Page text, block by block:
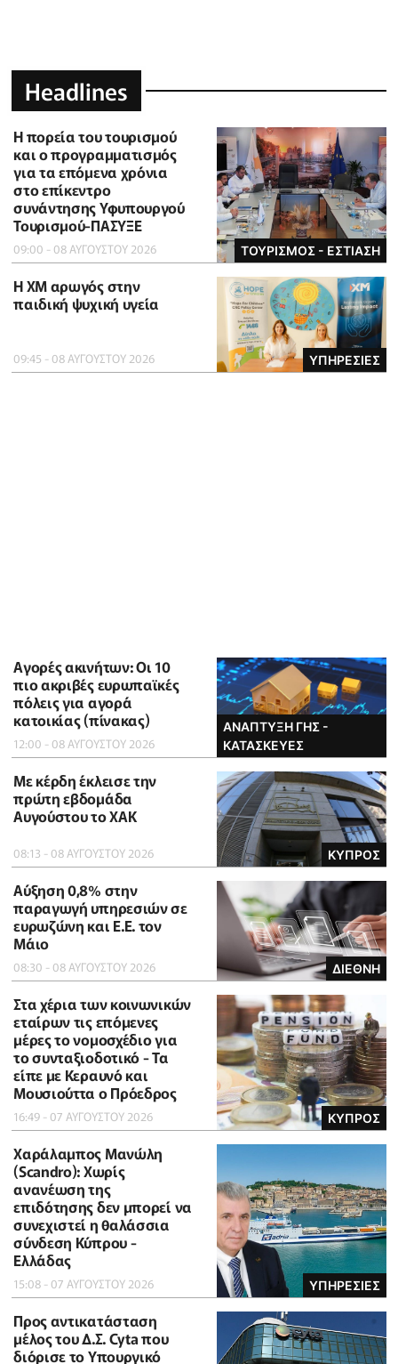
Headlines
ΤΟΥΡΙΣΜΟΣ - ΕΣΤΙΑΣΗ
Η πορεία του τουρισμού
και ο προγραμματισμός
για τα επόμενα χρόνια
στο επίκεντρο
συνάντησης Υφυπουργού
Τουρισμού-ΠΑΣΥΞΕ
09:00 - 08 ΑΥΓΟΥΣΤΟΥ 2026
ΥΠΗΡΕΣΙΕΣ
Η XM αρωγός στην
παιδική ψυχική υγεία
09:45 - 08 ΑΥΓΟΥΣΤΟΥ 2026
ΑΝΑΠΤΥΞΗ ΓΗΣ -
ΚΑΤΑΣΚΕΥΕΣ
Αγορές ακινήτων: Οι 10
πιο ακριβές ευρωπαϊκές
πόλεις για αγορά
κατοικίας (πίνακας)
12:00 - 08 ΑΥΓΟΥΣΤΟΥ 2026
ΚΥΠΡΟΣ
Με κέρδη έκλεισε την
πρώτη εβδομάδα
Αυγούστου το ΧΑΚ
08:13 - 08 ΑΥΓΟΥΣΤΟΥ 2026
ΔΙΕΘΝΗ
Αύξηση 0,8% στην
παραγωγή υπηρεσιών σε
ευρωζώνη και Ε.Ε. τον
Μάιο
08:30 - 08 ΑΥΓΟΥΣΤΟΥ 2026
ΚΥΠΡΟΣ
Στα χέρια των κοινωνικών
εταίρων τις επόμενες
μέρες το νομοσχέδιο για
το συνταξιοδοτικό - Τα
είπε με Κεραυνό και
Μουσιούττα ο Πρόεδρος
16:49 - 07 ΑΥΓΟΥΣΤΟΥ 2026
ΥΠΗΡΕΣΙΕΣ
Χαράλαμπος Μανώλη
(Scandro): Χωρίς
ανανέωση της
επιδότησης δεν μπορεί να
συνεχιστεί η θαλάσσια
σύνδεση Κύπρου -
Ελλάδας
15:08 - 07 ΑΥΓΟΥΣΤΟΥ 2026
Προς αντικατάσταση
μέλος του Δ.Σ. Cyta που
διόρισε το Υπουργικό